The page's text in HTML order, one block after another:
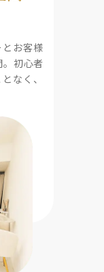
お客様
初心者
なく、